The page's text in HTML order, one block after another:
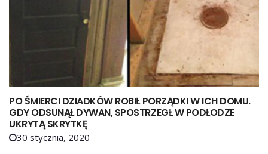
PO ŚMIERCI DZIADKÓW ROBIŁ PORZĄDKI W ICH DOMU.
GDY ODSUNĄŁ DYWAN, SPOSTRZEGŁ W PODŁODZE
UKRYTĄ SKRYTKĘ
30 stycznia, 2020